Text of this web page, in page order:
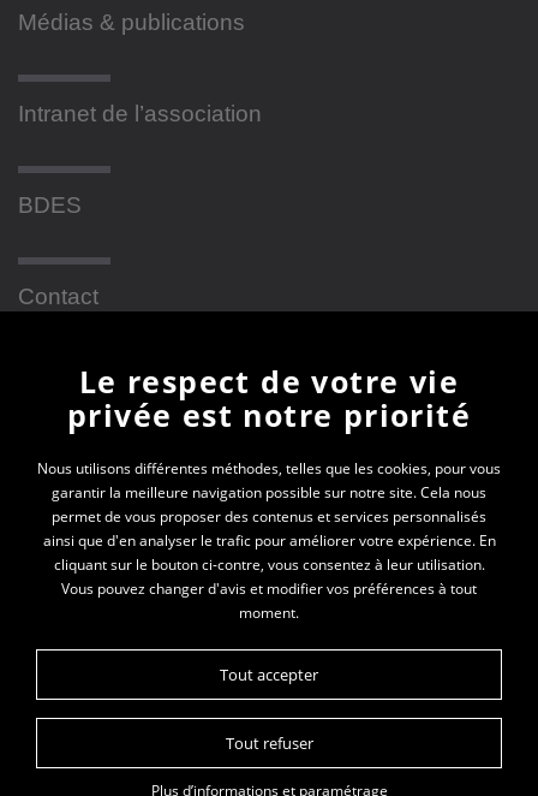
Médias & publications
Intranet de l’association
BDES
Contact
Newsletter
En vous inscrivant à la newsletter, vous recevrez
toutes les actualités des PEP 69
Votre e-mail*
Le respect de votre vie
privée est notre priorité
Nous utilisons différentes méthodes, telles que les cookies, pour vous
garantir la meilleure navigation possible sur notre site. Cela nous
permet de vous proposer des contenus et services personnalisés
ainsi que d'en analyser le trafic pour améliorer votre expérience. En
cliquant sur le bouton ci-contre, vous consentez à leur utilisation.
Vous pouvez changer d'avis et modifier vos préférences à tout
moment.
Tout accepter
Tout refuser
Plus d’informations et paramétrage